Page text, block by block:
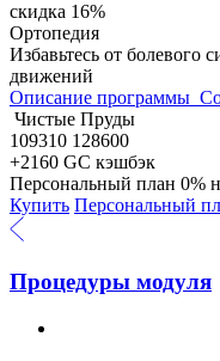
скидка 16%
Ортопедия
Избавьтесь от болевого
движений
Описание программы
Чистые Пруды
109310 128600
+2160 GC кэшбэк
Персональный план 0%
Купить Персональный
Процедуры модуля